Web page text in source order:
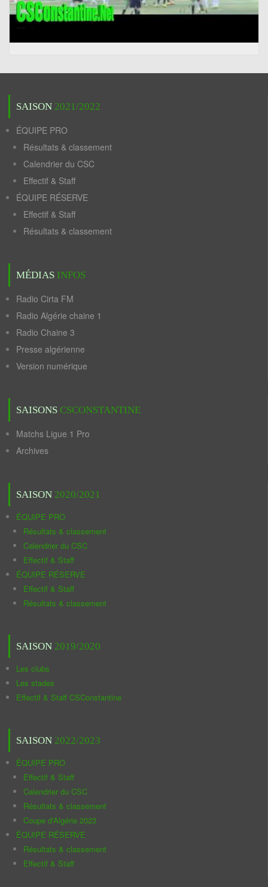
SAISON 2021/2022
ÉQUIPE PRO
Résultats & classement
Calendrier du CSC
Effectif & Staff
ÉQUIPE RÉSERVE
Effectif & Staff
Résultats & classement
MÉDIAS INFOS
Radio Cirta FM
Radio Algérie chaine 1
Radio Chaine 3
Presse algérienne
Version numérique
SAISONS CSCONSTANTINE
Matchs Ligue 1 Pro
Archives
SAISON 2020/2021
ÉQUIPE PRO
Résultats & classement
Calendrier du CSC
Effectif & Staff
ÉQUIPE RÉSERVE
Effectif & Staff
Résultats & classement
SAISON 2019/2020
Les clubs
Les stades
Effectif & Staff CSConstantine
SAISON 2022/2023
ÉQUIPE PRO
Effectif & Staff
Calendrier du CSC
Résultats & classement
Coupe d'Algérie 2023
ÉQUIPE RÉSERVE
Résultats & classement
Effectif & Staff